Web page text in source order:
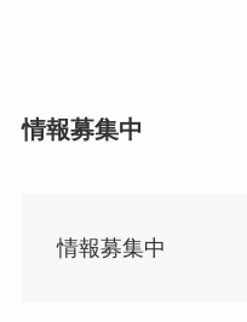
情報募集中
情報募集中